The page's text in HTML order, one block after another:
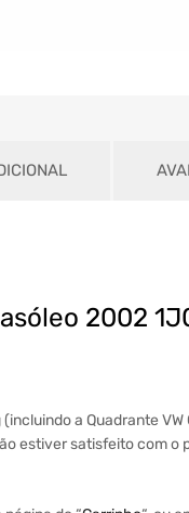
2002
a Quadrante
estiver satisfeito com